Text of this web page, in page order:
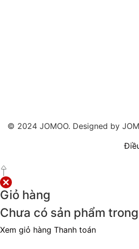
© 2024 JOMOO. Designed by
Giỏ hàng
Chưa có sản phẩm
Xem giỏ hàng Thanh toán